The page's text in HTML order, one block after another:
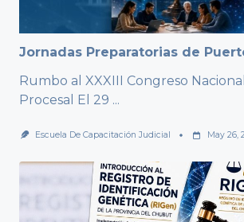
Jornadas Preparatorias de
Rumbo al XXXIII Congreso
Procesal El 29 ...
Escuela De Capacitación Judicial May 26,